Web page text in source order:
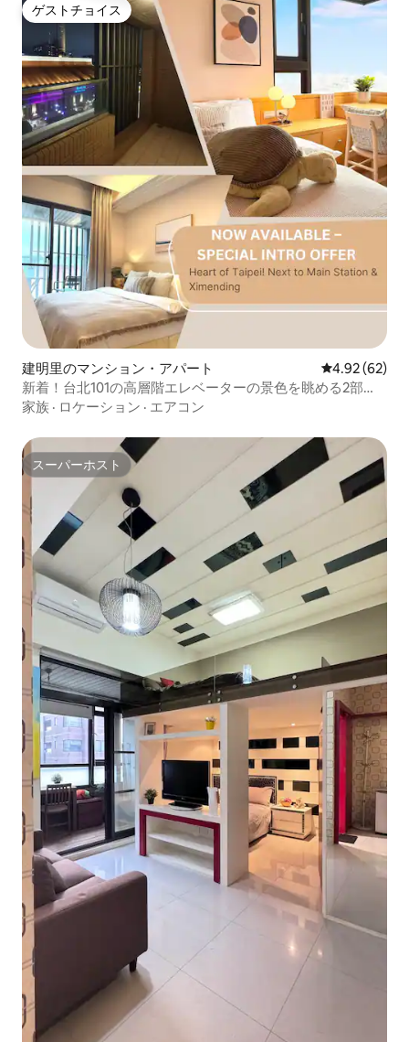
ゲストチョイス
ゲストチョイス
建明里のマンション・アパート レビュー62
4.92 (62)
新着！台北101の高層階エレベーターの景色を眺める2部
屋。台北駅の真向かい、西門町ナイトマーケットに近く、
家族 · ロケーション · エアコン
スーパーホスト
スーパーホスト